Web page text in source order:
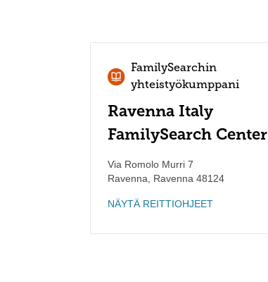
FamilySearchin
yhteistyökumppani
Ravenna Italy
FamilySearch Center
Via Romolo Murri 7
Ravenna
Ravenna 48124
NÄYTÄ REITTIOHJEET